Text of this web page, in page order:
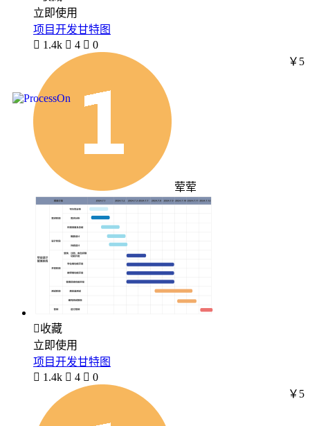
立即使用
项目开发甘特图
 1.4k  4  0
荤荤
￥5
收藏
立即使用
项目开发甘特图
 1.4k  4  0
￥5